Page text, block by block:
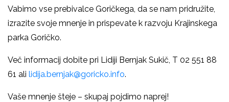
Vabimo vse prebivalce Goričkega, da se nam pridružite,
izrazite svoje mnenje in prispevate k razvoju Krajinskega
parka Goričko.
Več informacij dobite pri Lidiji Bernjak Sukič, T 02 551 88
61 ali lidija.bernjak@goricko.info.
Vaše mnenje šteje – skupaj pojdimo naprej!